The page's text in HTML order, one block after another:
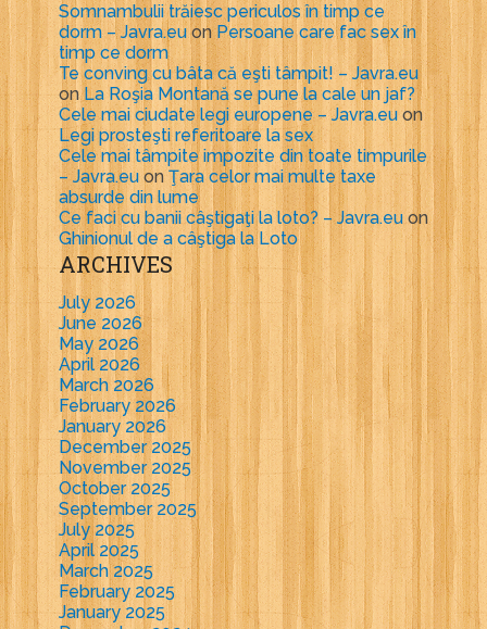
Somnambulii trăiesc periculos în timp ce
dorm – Javra.euonPersoane care fac sex în
timp ce dorm
Te conving cu bâta că eşti tâmpit! – Javra.eu
onLa Roşia Montană se pune la cale un jaf?
Cele mai ciudate legi europene – Javra.euon
Legi prosteşti referitoare la sex
Cele mai tâmpite impozite din toate timpurile
– Javra.euonŢara celor mai multe taxe
absurde din lume
Ce faci cu banii câştigaţi la loto? – Javra.euon
Ghinionul de a câştiga la Loto
ARCHIVES
July 2026
June 2026
May 2026
April 2026
March 2026
February 2026
January 2026
December 2025
November 2025
October 2025
September 2025
July 2025
April 2025
March 2025
February 2025
January 2025